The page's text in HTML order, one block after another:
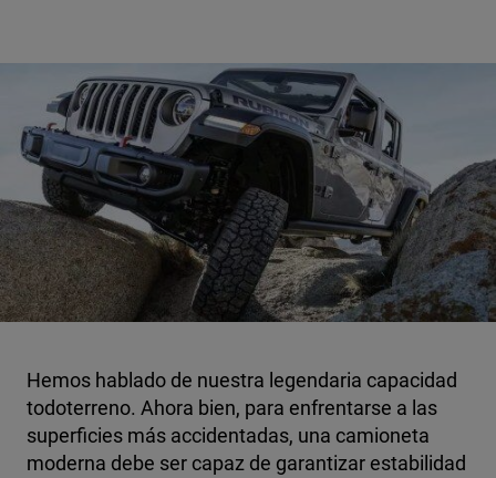
Hemos hablado de nuestra legendaria capacidad
todoterreno. Ahora bien, para enfrentarse a las
superficies más accidentadas, una camioneta
moderna debe ser capaz de garantizar estabilidad